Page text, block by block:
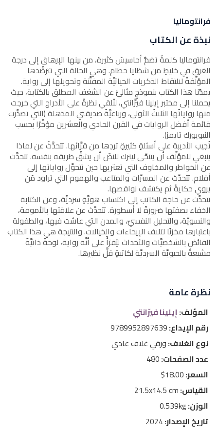
فرانتوماليا
نبذة عن الكتاب
فرانتوماليا كلمةٌ تضمُّ أحاسيسَ كثيرة، من بينها الإرهاق إلى درجة
الغرق في خليطٍ من شظايا حطام. وهي الحالة التي تترصَّدها
المؤلِّفةُ لالتقاط الذكريات الحياتيَّة المفتَّتة وتحويلها إلى رواية.
يمدُّنا هذا الكتاب بنموذجٍ مثاليٍّ عن الشغف المطلق بالكتابة، حيث
يحملنا إلى مختبر إيلينا فيرَّانتي، لنُلقي نظرةً على الأدراج التي خرجت
منها رواياتُها الثلاثُ الأولى، ورباعيَّةُ صديقتي المذهلة (التي تصدَّرت
قائمة أفضل الروايات في القرن الحادي والعشرين مؤخَّرًا بحسب
النيويورك تايمز).
تُجيب الأديبة على أسئلةٍ كثيرةٍ تردِها من قرَّائها. تتحدَّثُ عن لماذا
ينبغي للمؤلِّف أن يتنحَّى ليترك للنصّ أن يشقَّ طريقه بنفسه. تتحدَّث
عن الخواطر والمخاوف التي تعتريها حين تتحوَّل رواياتها إلى
أفلام. تتحدَّث عن المسرَّات والمتاعب والهموم التي تراود مَن
يروي حكايةً ثم يكتشف نواقصها.
تتحدَّث عن حاجة الكاتب إلى اكتساب هويَّةٍ سرديَّة، وعن الكتابة
الخفاء بصفتها ضرورةً لا أسطورة. تتحدَّث عن علاقتها بالأمومة،
والنسويَّة، والتحليل النفسيّ، والمدن التي عاشت فيها، والطفولة
باعتبارها مخزنًا لآلاف الإيحاءات والخيالات. والنتيجة هي هذا الكتاب
الفائض بالشخصيَّات والأحداث ليُقرَأَ على أنَّه رواية، لوحةٌ ذاتيَّةٌ
مشبعةٌ بالحيويَّة السرديَّة لكاتبةٍ قلَّ نظيرها.
نظرة عامة
المؤلف:إيلينا فيرّانتي
رقم الإيداع:9789952897639
نوع الغلاف:ورقي غلاف عادي
عدد الصفحات:480
السعر:18.00$
القياس:21.5x14.5 cm
الوزن:0.539kg
تاريخ الإصدار:2024